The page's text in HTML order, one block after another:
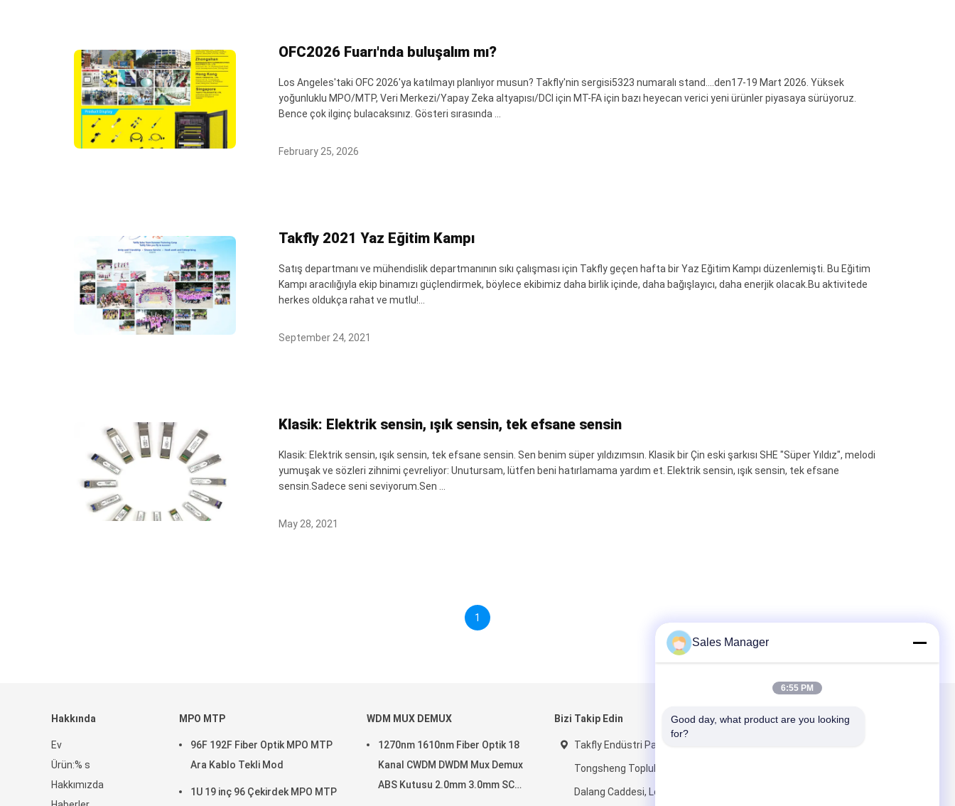
OFC2026 Fuarı'nda buluşalım mı?
Los Angeles'taki OFC 2026'ya katılmayı planlıyor musun? Takfly'nin sergisi5323 numaralı stand....den17-19 Mart 2026. Yüksek
yoğunluklu MPO/MTP, Veri Merkezi/Yapay Zeka altyapısı/DCI için MT-FA için bazı heyecan verici yeni ürünler piyasaya sürüyoruz.
Bence çok ilginç bulacaksınız. Gösteri sırasında ...
February 25, 2026
Takfly 2021 Yaz Eğitim Kampı
Satış departmanı ve mühendislik departmanının sıkı çalışması için Takfly geçen hafta bir Yaz Eğitim Kampı düzenlemişti. Bu Eğitim
Kampı aracılığıyla ekip binamızı güçlendirmek, böylece ekibimiz daha birlik içinde, daha bağışlayıcı, daha enerjik olacak.Bu aktivitede
herkes oldukça rahat ve mutlu!...
September 24, 2021
Klasik: Elektrik sensin, ışık sensin, tek efsane sensin
Klasik: Elektrik sensin, ışık sensin, tek efsane sensin. Sen benim süper yıldızımsın. Klasik bir Çin eski şarkısı SHE "Süper Yıldız", melodi
yumuşak ve sözleri zihnimi çevreliyor: Unutursam, lütfen beni hatırlamama yardım et. Elektrik sensin, ışık sensin, tek efsane
sensin.Sadece seni seviyorum.Sen ...
May 28, 2021
1
Hakkında
Ev
Ürün:% s
Hakkımızda
MPO MTP
96F 192F Fiber Optik MPO MTP
Ara Kablo Tekli Mod
1U 19 inç 96 Çekirdek MPO MTP
WDM MUX DEMUX
1270nm 1610nm Fiber Optik 18
Kanal CWDM DWDM Mux Demux
ABS Kutusu 2.0mm 3.0mm SC
Bizi Takip Edin
Takfly Endüstri Parkı,
Tongsheng Topluluğu,
Dalang Caddesi, Longhua
Mail Gönder
Sales Manager
6:55 PM
Good day, what product are you looking
for?